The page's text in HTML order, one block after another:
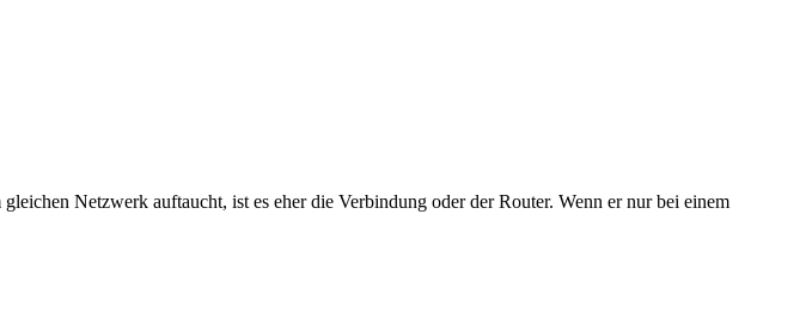
Netzwerk auftaucht, ist es eher die Verbindung oder der Router. Wenn er nur bei einem